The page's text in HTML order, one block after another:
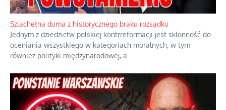
Szlachetna duma z historycznego braku rozsądku
Jednym z dziedzictw polskiej kontrreformacji jest skłonność do
oceniania wszystkiego w kategoriach moralnych, w tym
również polityki międzynarodowej, a